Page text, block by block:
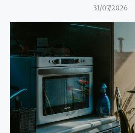
31/07/2026